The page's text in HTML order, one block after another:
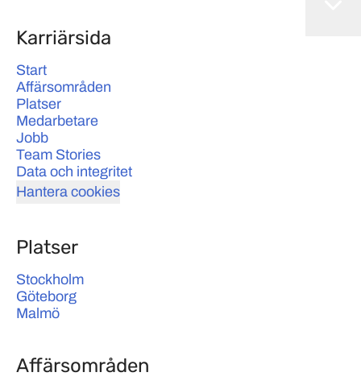
Karriärsida
Start
Affärsområden
Platser
Medarbetare
Jobb
Team Stories
Data och integritet
Hantera cookies
Platser
Stockholm
Göteborg
Malmö
Affärsområden